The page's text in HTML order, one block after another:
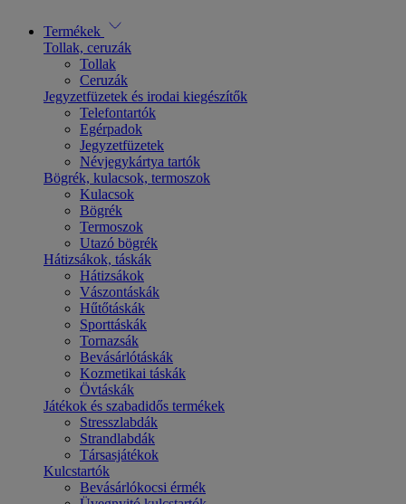
Termékek
Tollak, ceruzák
Tollak
Ceruzák
Jegyzetfüzetek és irodai kiegészítők
Telefontartók
Egérpadok
Jegyzetfüzetek
Névjegykártya tartók
Bögrék, kulacsok, termoszok
Kulacsok
Bögrék
Termoszok
Utazó bögrék
Hátizsákok, táskák
Hátizsákok
Vászontáskák
Hűtőtáskák
Sporttáskák
Tornazsák
Bevásárlótáskák
Kozmetikai táskák
Övtáskák
Játékok és szabadidős termékek
Stresszlabdák
Strandlabdák
Társasjátékok
Kulcstartók
Bevásárlókocsi érmék